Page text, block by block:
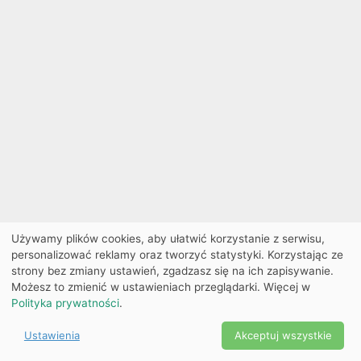
Ekobilet2026 |
Ustawienia
cookies
2026
Używamy plików cookies, aby ułatwić korzystanie z serwisu,
personalizować reklamy oraz tworzyć statystyki. Korzystając ze
strony bez zmiany ustawień, zgadzasz się na ich zapisywanie.
Możesz to zmienić w ustawieniach przeglądarki. Więcej w
Polityka prywatności.
Ustawienia Akceptuj wszystkie